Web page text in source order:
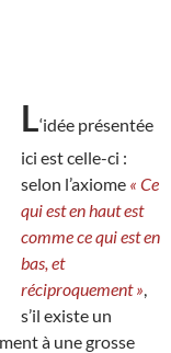
L‘idée présentée
ici est celle-ci :
selon l’axiome « Ce
qui est en haut est
comme ce qui est en
bas, et
réciproquement »
s’il existe un
à une grosse